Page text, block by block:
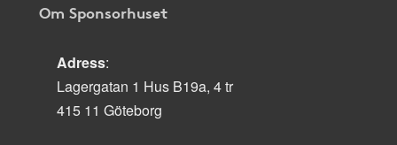
Om Sponsorhuset
Adress:
Lagergatan 1 Hus B19a, 4 tr
415 11 Göteborg